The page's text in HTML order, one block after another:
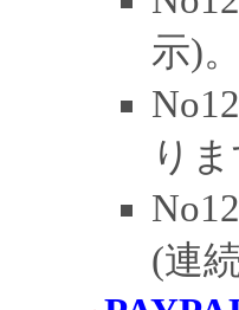
示)。
り
(連